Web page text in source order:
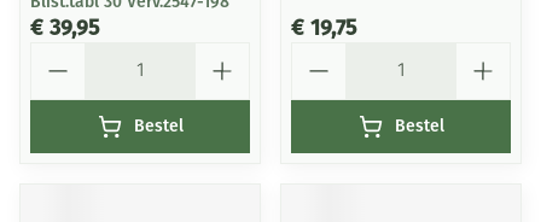
€ 39,95
Bestel
€ 19,75
Bestel